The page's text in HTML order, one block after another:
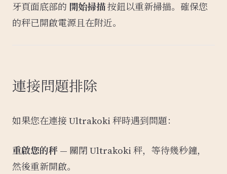
牙頁面底部的 開始掃描按鈕以重新掃描。確保您
的秤已開啟電源且在附近。
連接問題排除
如果您在連接 Ultrakoki 秤時遇到問題：
重啟您的秤 — 關閉 Ultrakoki 秤，等待幾秒鐘，
然後重新開啟。